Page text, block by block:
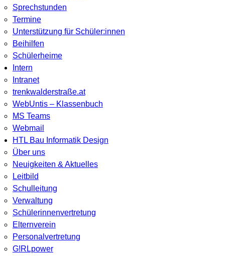
Sprechstunden
Termine
Unterstützung für Schüler:innen
Beihilfen
Schülerheime
Intern
Intranet
trenkwalderstraße.at
WebUntis – Klassenbuch
MS Teams
Webmail
HTL Bau Informatik Design
Über uns
Neuigkeiten & Aktuelles
Leitbild
Schulleitung
Verwaltung
Schülerinnenvertretung
Elternverein
Personalvertretung
G!RLpower